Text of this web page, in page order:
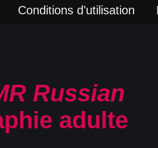
Conditions d'utilisation
Russian
adulte